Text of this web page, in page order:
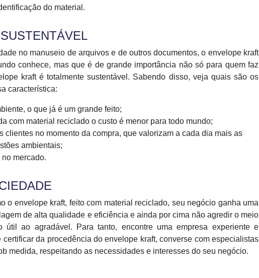
do material.
no manuseio de arquivos e de outros documentos, o envelope kraft
conhece, mas que é de grande importância não só para quem faz
kraft é totalmente sustentável. Sabendo disso, veja quais são os
característica:
o que já é um grande feito;
com material reciclado o custo é menor para todo mundo;
clientes no momento da compra, que valorizam a cada dia mais as
ambientais;
mercado.
o envelope kraft, feito com material reciclado, seu negócio ganha uma
de alta qualidade e eficiência e ainda por cima não agredir o meio
ao agradável. Para tanto, encontre uma empresa experiente e
da procedência do envelope kraft, converse com especialistas
medida, respeitando as necessidades e interesses do seu negócio.